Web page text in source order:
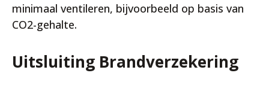
minimaal ventileren, bijvoorbeeld op basis van
CO2-gehalte.
Uitsluiting Brandverzekering